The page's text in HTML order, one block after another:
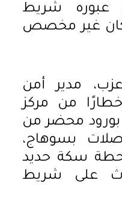
عبوره شريط
غير مخصص
مدير أمن
من مركز
بورود محضر من
بسوهاج،
سكة حديد
على شريط